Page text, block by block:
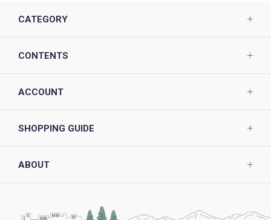
CATEGORY
CONTENTS
ACCOUNT
SHOPPING GUIDE
ABOUT